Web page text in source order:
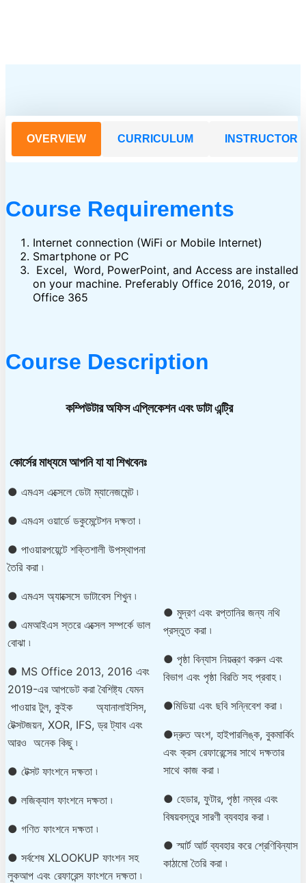
OVERVIEW CURRICULUM INSTRUCTOR
Course Requirements
Internet connection (WiFi or Mobile Internet)
Smartphone or PC
Excel, Word, PowerPoint, and Access are installed
on your machine. Preferably Office 2016, 2019, or
Office 365
Course Description
কম্পিউটার অফিস এপ্লিকেশন এবং ডাটা এন্ট্রি
মাধ্যমে আপনি যা যা শিখবেনঃ
● এমএস এক্সেলে ডেটা ম্যানেজমেন্ট ৷
● এমএস ওয়ার্ডে ডকুমেন্টেশন দক্ষতা ৷
● পাওয়ারপয়েন্টে শক্তিশালী উপস্থাপনা
তৈরি করা ৷
● এমএস অ্যাক্সেসে ডাটাবেস শিখুন ৷
● এমআইএস স্তরে এক্সেল সম্পর্কে ভাল
বোঝা ৷
● MS Office 2013, 2016 এবং
2019-এর আপডেট করা বৈশিষ্ট্য যেমন
পাওয়ার টুল, কুইক অ্যানালাইসিস,
টেক্সটজয়ন, XOR, IFS, ড্র ট্যাব এবং
আরও অনেক কিছু ৷
● টেক্সট ফাংশনে দক্ষতা ৷
● লজিক্যাল ফাংশনে দক্ষতা ৷
● গণিত ফাংশনে দক্ষতা ৷
● সর্বশেষ XLOOKUP ফাংশন সহ
লুকআপ এবং রেফারেন্স ফাংশনে দক্ষতা ৷
● মুদ্রণ এবং রপ্তানির জন্য নথি
প্রস্তুত করা ৷
● পৃষ্ঠা বিন্যাস নিয়ন্ত্রণ করুন এবং
বিভাগ এবং পৃষ্ঠা বিরতি সহ প্রবাহ ৷
●মিডিয়া এবং ছবি সন্নিবেশ করা ৷
●দ্রুত অংশ, হাইপারলিঙ্ক, বুকমার্কিং
এবং ক্রস রেফারেন্সের সাথে দক্ষতার
সাথে কাজ করা ৷
● হেডার, ফুটার, পৃষ্ঠা নম্বর এবং
বিষয়বস্তুর সারণী ব্যবহার করা ৷
● স্মার্ট আর্ট ব্যবহার করে শ্রেণিবিন্যাস
কাঠামো তৈরি করা ৷